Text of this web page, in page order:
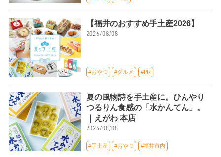
【福井のおすすめ手土産2026】
2026/08/08
#おやつ #グルメ #PR
夏の風物詩を手土産に。ひんやり
つるりん食感の「水かんてん」。
｜えがわ 本店
2026/08/08
#手土産 #おやつ #福井市内